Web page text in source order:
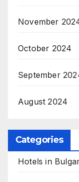
November
October 2024
September
August 2024
Categories
Hotels in